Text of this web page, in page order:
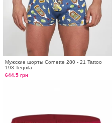
Мужские шорты Cornette 280 - 21 Tattoo
193 Tequila
644.5 грн